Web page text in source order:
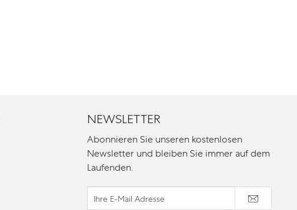
NEWSLETTER
Abonnieren Sie unseren kostenlosen
Newsletter und bleiben Sie immer auf dem
Laufenden.